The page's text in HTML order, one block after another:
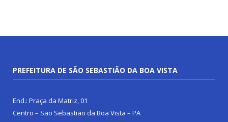
PREFEITURA DE SÃO SEBASTIÃO DA BOA VISTA
End.: Praça da Matriz, 01
Centro – São Sebastião da Boa Vista – PA